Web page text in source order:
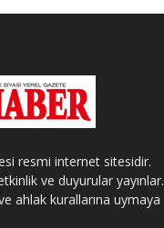
resmi internet sitesidir.
ve duyurular yayınlar.
ahlak kurallarına uymaya